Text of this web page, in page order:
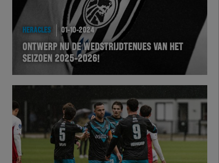
HERACLES 01-10-2024
ONTWERP NU DE WEDSTRIJDTENUES VAN HET
SEIZOEN 2025-2026!